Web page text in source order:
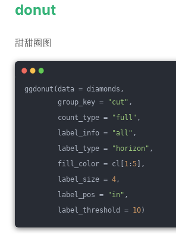
donut
甜甜圈图
ggdonut(data = diamonds,
group_key =
"cut" ,
count_type =
"full" ,
label_info =
"all" ,
label_type =
"horizon" ,
fill_color = cl[1 :5],
label_size = 4 ,
label_pos =
"in" ,
label_threshold = 10)